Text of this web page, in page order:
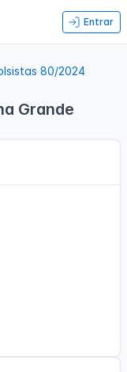
Entrar
80/2024
Grande